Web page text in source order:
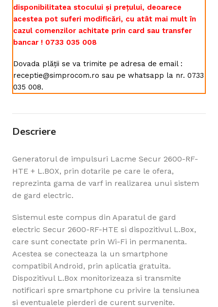
disponibilitatea stocului și prețului, deoarece
acestea pot suferi modificări, cu atât mai mult în
cazul comenzilor achitate prin card sau transfer
bancar ! 0733 035 008
Dovada plății se va trimite pe adresa de email :
receptie@simprocom.ro sau pe whatsapp la nr. 0733
035 008.
Descriere
Generatorul de impulsuri Lacme Secur 2600-RF-
HTE + L.BOX, prin dotarile pe care le ofera,
reprezinta gama de varf in realizarea unui sistem
de gard electric.
Sistemul este compus din Aparatul de gard
electric Secur 2600-RF-HTE si dispozitivul L.Box,
care sunt conectate prin Wi-Fi in permanenta.
Acestea se conecteaza la un smartphone
compatibil Android, prin aplicatia gratuita.
Dispozitivul L.Box monitorizeaza si transmite
notificari spre smartphone cu privire la tensiunea
si eventualele pierderi de curent survenite.